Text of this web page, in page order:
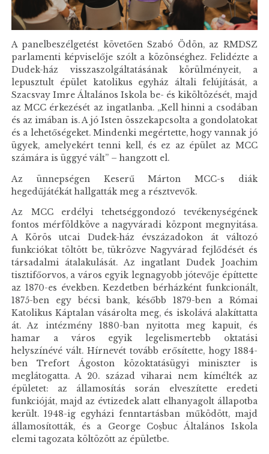
A panelbeszélgetést követően Szabó Ödön, az RMDSZ
parlamenti képviselője szólt a közönséghez. Felidézte a
Dudek-ház visszaszolgáltatásának körülményeit, a
lepusztult épület katolikus egyház általi felújítását, a
Szacsvay Imre Általános Iskola be- és kiköltözését, majd
az MCC érkezését az ingatlanba. „Kell hinni a csodában
és az imában is. A jó Isten összekapcsolta a gondolatokat
és a lehetőségeket. Mindenki megértette, hogy vannak jó
ügyek, amelyekért tenni kell, és ez az épület az MCC
számára is üggyé vált” – hangzott el.
Az ünnepségen Keserű Márton MCC-s diák
hegedűjátékát hallgatták meg a résztvevők.
Az MCC erdélyi tehetséggondozó tevékenységének
fontos mérföldköve a nagyváradi központ megnyitása.
A Körös utcai Dudek-ház évszázadokon át változó
funkciókat töltött be, tükrözve Nagyvárad fejlődését és
társadalmi átalakulását. Az ingatlant Dudek Joachim
tisztifőorvos, a város egyik legnagyobb jótevője építtette
az 1870-es években. Kezdetben bérházként funkcionált,
1875-ben egy bécsi bank, később 1879-ben a Római
Katolikus Káptalan vásárolta meg, és iskolává alakíttatta
át. Az intézmény 1880-ban nyitotta meg kapuit, és
hamar a város egyik legelismertebb oktatási
helyszínévé vált. Hírnevét tovább erősítette, hogy 1884-
ben Trefort Ágoston közoktatásügyi miniszter is
meglátogatta. A 20. század viharai nem kímélték az
épületet: az államosítás során elveszítette eredeti
funkcióját, majd az évtizedek alatt elhanyagolt állapotba
került. 1948-ig egyházi fenntartásban működött, majd
államosították, és a George Coșbuc Általános Iskola
elemi tagozata költözött az épületbe.